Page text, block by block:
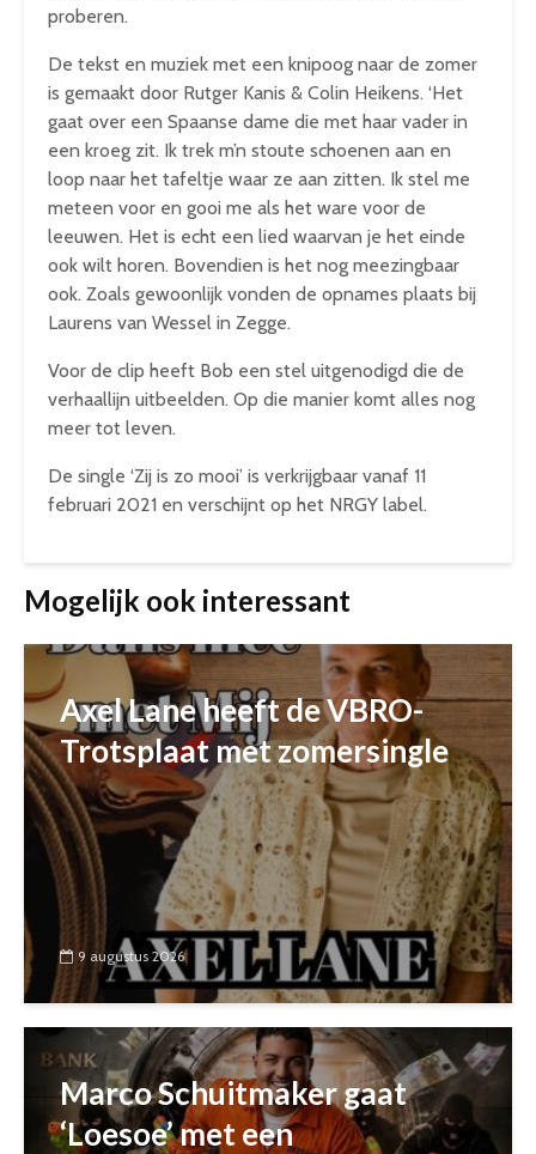
proberen.
De tekst en muziek met een knipoog naar de zomer
is gemaakt door Rutger Kanis & Colin Heikens. ‘Het
gaat over een Spaanse dame die met haar vader in
een kroeg zit. Ik trek m’n stoute schoenen aan en
loop naar het tafeltje waar ze aan zitten. Ik stel me
meteen voor en gooi me als het ware voor de
leeuwen. Het is echt een lied waarvan je het einde
ook wilt horen. Bovendien is het nog meezingbaar
ook. Zoals gewoonlijk vonden de opnames plaats bij
Laurens van Wessel in Zegge.
Voor de clip heeft Bob een stel uitgenodigd die de
verhaallijn uitbeelden. Op die manier komt alles nog
meer tot leven.
De single ‘Zij is zo mooi’ is verkrijgbaar vanaf 11
februari 2021 en verschijnt op het NRGY label.
Mogelijk ook interessant
Axel Lane heeft de VBRO-
Trotsplaat met zomersingle
9 augustus 2026
Marco Schuitmaker gaat
‘Loesoe’ met een